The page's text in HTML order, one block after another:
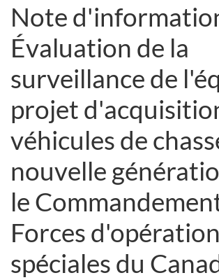
Note
Évaluation de la
surveillance de
projet
véhicules de
nouvelle
le
Forces
spéciales du